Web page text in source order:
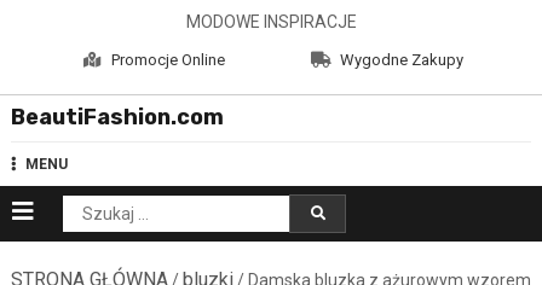
MODOWE INSPIRACJE
Promocje Online Wygodne Zakupy
BeautiFashion.com
MENU
Szukaj:
STRONA GŁÓWNA/ bluzki/ Damska bluzka z ażurowym wzorem